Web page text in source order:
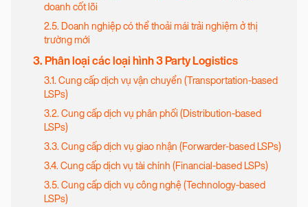
doanh cốt lõi
2.5. Doanh nghiệp có thể thoải mái trải nghiệm ở thị
trường mới
3. Phân loại các loại hình 3 Party Logistics
3.1. Cung cấp dịch vụ vận chuyển (Transportation-based
LSPs)
3.2. Cung cấp dịch vụ phân phối (Distribution-based
LSPs)
3.3. Cung cấp dịch vụ giao nhận (Forwarder-based LSPs)
3.4. Cung cấp dịch vụ tài chính (Financial-based LSPs)
3.5. Cung cấp dịch vụ công nghệ (Technology-based
LSPs)